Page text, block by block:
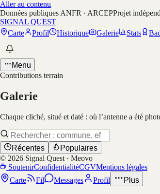
Aller au contenu
Données publiques ANFR · ARCEPProjet
SIGNAL QUEST
Carte
Profil Historique Galerie Stats
Menu
Contributions terrain
Galerie
Chaque cliché, situé et daté : où l’antenne a été
Récentes
Populaires
© 2026 Signal Quest · Meovo
SoutenirConfidentialitéCGVMentions légales
Carte
Fil Messages Profil Plus